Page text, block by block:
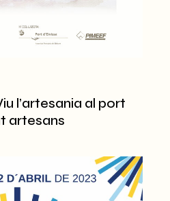
l’artesania al port
artesans